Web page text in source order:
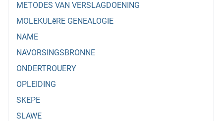
METODES VAN VERSLAGDOENING
MOLEKULêRE GENEALOGIE
NAME
NAVORSINGSBRONNE
ONDERTROUERY
OPLEIDING
SKEPE
SLAWE